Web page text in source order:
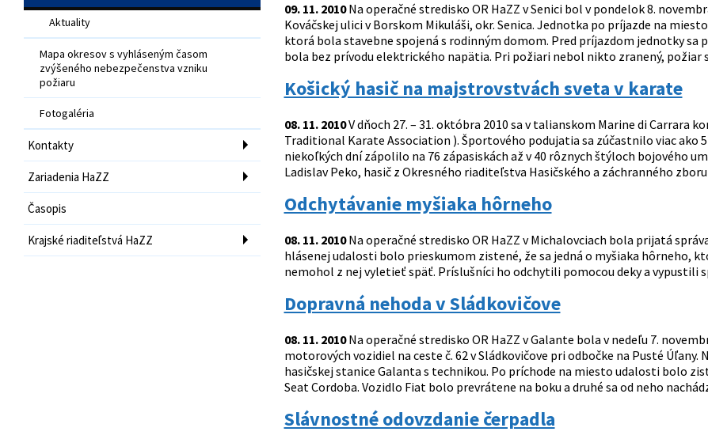
Aktuality
Mapa okresov s vyhláseným časom
zvýšeného nebezpečenstva vzniku
požiaru
Fotogaléria
Kontakty
Zariadenia HaZZ
Časopis
Krajské riaditeľstvá HaZZ
09. 11. 2010Na operačné stredisko OR HaZZ v Senici bol v pondelok 8.
Kováčskej ulici v Borskom Mikuláši, okr. Senica. Jednotka po príjazde na
ktorá bola stavebne spojená s rodinným domom. Pred príjazdom jednotky sa
bola bez prívodu elektrického napätia. Pri požiari nebol nikto zranený, požiar
Košický hasič na majstrovstvách sveta v karate
08. 11. 2010V dňoch 27. – 31. októbra 2010 sa v talianskom Marine di Carrara
Traditional Karate Association ). Športového podujatia sa zúčastnilo viac ako
niekoľkých dní zápolilo na 76 zápasiskách až v 40 rôznych štýloch bojového
Ladislav Peko, hasič z Okresného riaditeľstva Hasičského a záchranného
Odchytávanie myšiaka hôrneho
08. 11. 2010Na operačné stredisko OR HaZZ v Michalovciach bola prijatá
hlásenej udalosti bolo prieskumom zistené, že sa jedná o myšiaka hôrneho,
nemohol z nej vyletieť späť. Príslušníci ho odchytili pomocou deky a vypustili
Dopravná nehoda v Sládkovičove
08. 11. 2010Na operačné stredisko OR HaZZ v Galante bola v nedeľu 7.
motorových vozidiel na ceste č. 62 v Sládkovičove pri odbočke na Pusté
hasičskej stanice Galanta s technikou. Po príchode na miesto udalosti bolo
Seat Cordoba. Vozidlo Fiat bolo prevrátene na boku a druhé sa od neho
Slávnostné odovzdanie čerpadla